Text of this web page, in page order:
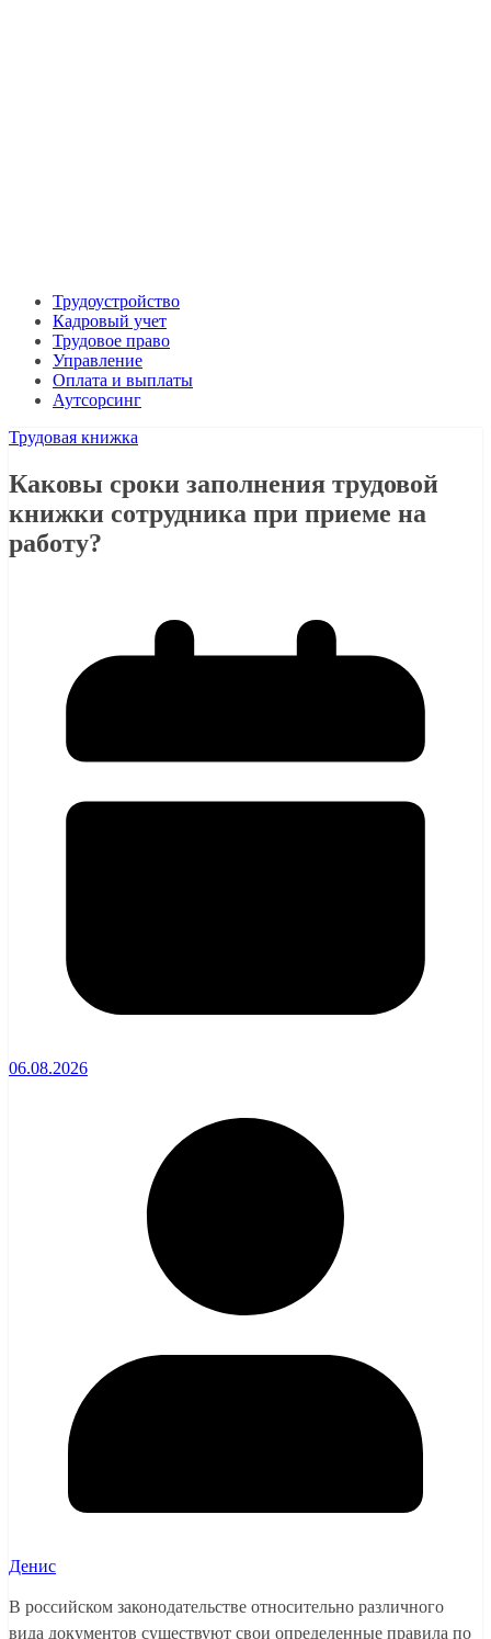
Трудоустройство
Кадровый учет
Трудовое право
Управление
Оплата и выплаты
Аутсорсинг
Трудовая книжка
Каковы сроки заполнения трудовой
книжки сотрудника при приеме на
работу?
06.08.2026
Денис
В российском законодательстве относительно различного
вида документов существуют свои определенные правила по